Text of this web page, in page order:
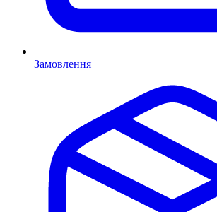
Замовлення